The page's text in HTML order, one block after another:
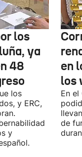
los
ya
48
los
y ERC,
y
en
los
En
de